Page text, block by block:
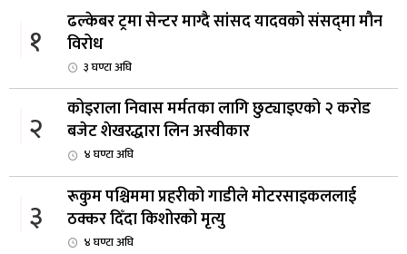
१
ढल्केबर ट्रमा सेन्टर माग्दै सांसद यादवको संसद्‌मा मौन
विरोध
३ घण्टा अघि
२
कोइराला निवास मर्मतका लागि छुट्याइएको २ करोड
बजेट शेखरद्धारा लिन अस्वीकार
४ घण्टा अघि
३
रूकुम पश्चिममा प्रहरीको गाडीले मोटरसाइकललाई
ठक्कर दिँदा किशोरको मृत्यु
४ घण्टा अघि